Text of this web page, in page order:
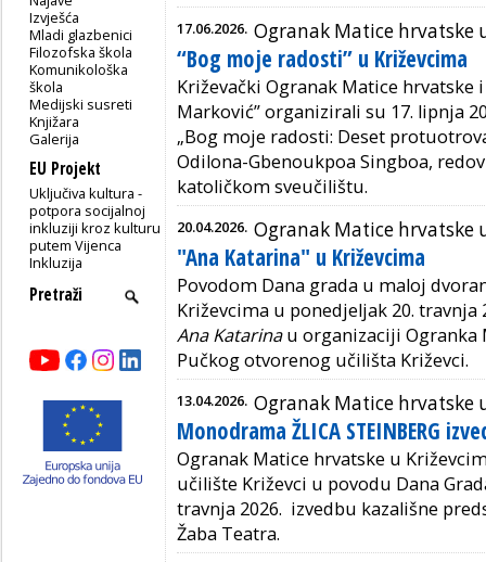
Izvješća
Mladi glazbenici
Filozofska škola
Komunikološka
škola
Medijski susreti
Knjižara
Galerija
EU Projekt
Uključiva kultura -
potpora socijalnoj
inkluziji kroz kulturu
putem Vijenca
Inkluzija
17.06.2026. Ogranak Matice hrvatske
“Bog moje radosti” u Križevcima
Križevački Ogranak Matice hrvatske
Marković” organizirali su 17. lipnja
„Bog moje radosti: Deset
Odilona-Gbenoukpoa Singboa,
katoličkom sveučilištu.
20.04.2026. Ogranak Matice hrvatske
"Ana Katarina" u Križevcima
Povodom Dana grada u maloj
Križevcima u ponedjeljak 20. travnja
Ana Katarinau organizaciji Ogranka
Pučkog otvorenog učilišta Križevci.
13.04.2026. Ogranak Matice hrvatske
Monodrama ŽLICA STEINBERG
Ogranak Matice hrvatske u
učilište Križevci u povodu Dana
travnja 2026. izvedbu kazališne
Žaba Teatra.